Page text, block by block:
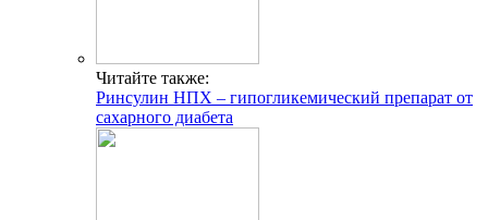
Читайте также:
Ринсулин НПХ – гипогликемический препарат от
сахарного диабета